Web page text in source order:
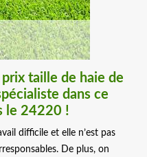
taille de haie de
dans ce
le 24220 !
difficile et elle n’est pas
De plus, on